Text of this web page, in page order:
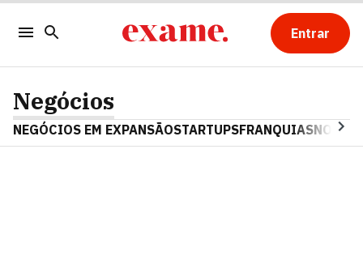
Entrar
Negócios
NEGÓCIOS EM EXPANSÃOSTARTUPSFRANQUIAS